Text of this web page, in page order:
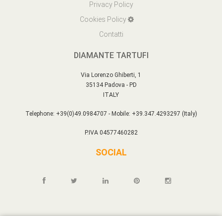
Privacy Policy
Cookies Policy
Contatti
DIAMANTE TARTUFI
Via Lorenzo Ghiberti, 1
35134 Padova - PD
ITALY
Telephone: +39(0)49.0984707 - Mobile: +39.347.4293297 (Italy)
P.IVA 04577460282
SOCIAL